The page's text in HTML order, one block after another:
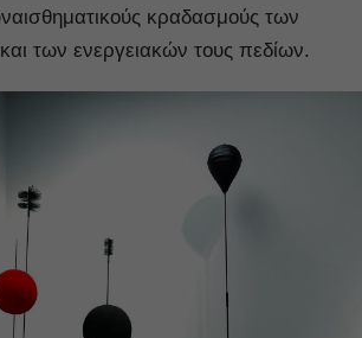
κραδασμούς των
και των ενεργειακών τους πεδίων.